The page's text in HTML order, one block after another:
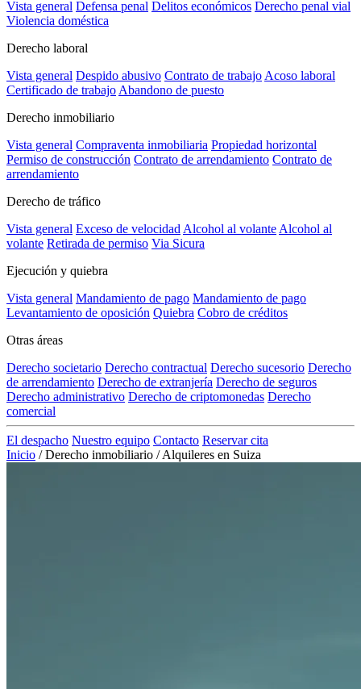
Vista general Defensa penal Delitos económicos Derecho penal vial
Violencia doméstica
Derecho laboral
Vista general Despido abusivo Contrato de trabajo Acoso laboral
Certificado de trabajo Abandono de puesto
Derecho inmobiliario
Vista general Compraventa inmobiliaria Propiedad horizontal
Permiso de construcción Contrato de arrendamiento Contrato de
arrendamiento
Derecho de tráfico
Vista general Exceso de velocidad Alcohol al volante Alcohol al
volante Retirada de permiso Via Sicura
Ejecución y quiebra
Vista general Mandamiento de pago Mandamiento de pago
Levantamiento de oposición Quiebra Cobro de créditos
Otras áreas
Derecho societario Derecho contractual Derecho sucesorio Derecho
de arrendamiento Derecho de extranjería Derecho de seguros
Derecho administrativo Derecho de criptomonedas Derecho
comercial
El despacho Nuestro equipo Contacto Reservar cita
Inicio / Derecho inmobiliario / Alquileres en Suiza